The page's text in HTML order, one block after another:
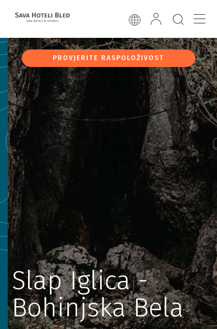
PROVJERITE RASPOLOŽIVOST
Slap Iglica -
Bohinjska Bela